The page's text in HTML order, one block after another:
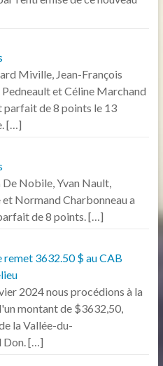
Miville, Jean-François
Pedneault et Céline Marchand
parfait de 8 points le 13
[…]
De Nobile, Yvan Nault,
Normand Charbonneau a
de 8 points. […]
3632.50 $ au CAB
2024 nous procédions à la
montant de $3632,50,
la Vallée-du-
[…]